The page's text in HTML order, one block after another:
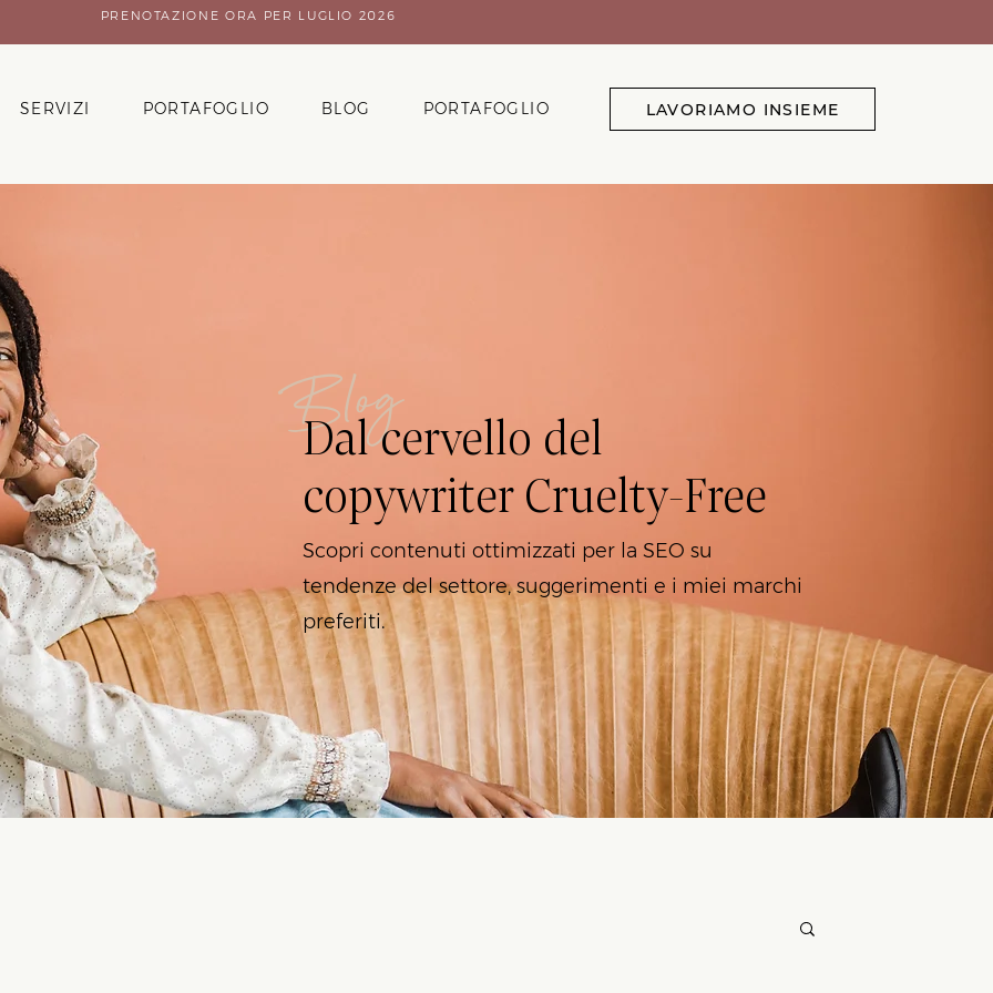
PRENOTAZIONE ORA PER LUGLIO 2026
SERVIZI PORTAFOGLIO BLOG PORTAFOGLIO LAVORIAMO INSIEME
Blog
Dal cervello del
copywriter Cruelty-Free
Scopri contenuti ottimizzati per la SEO su
tendenze del settore, suggerimenti e i miei marchi
preferiti.